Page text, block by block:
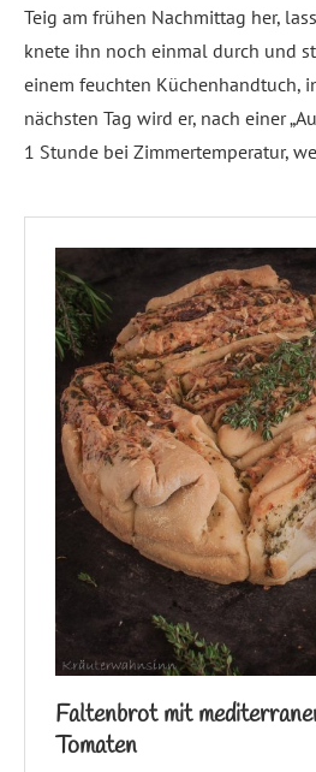
Teig am frühen Nachmittag her,
knete ihn noch einmal durch und
einem feuchten Küchenhandtuch,
nächsten Tag wird er, nach einer
1 Stunde bei Zimmertemperatur,
Faltenbrot mit
Tomaten